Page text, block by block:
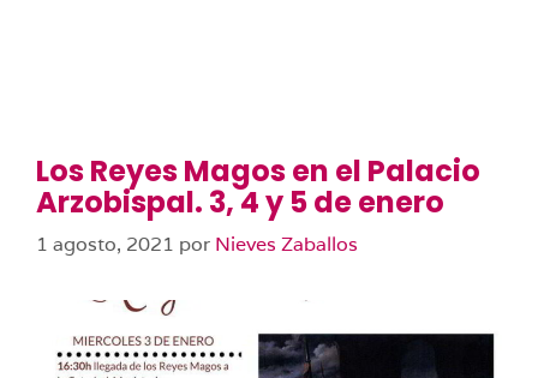
Los Reyes Magos en el Palacio
Arzobispal. 3, 4 y 5 de enero
1 agosto, 2021 por Nieves Zaballos